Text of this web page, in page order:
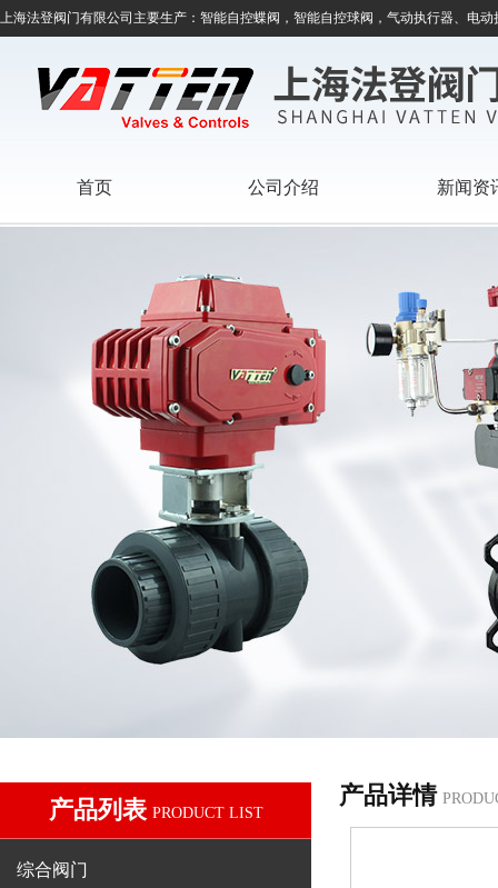
上海法登阀门有限公司主要生产：智能自控蝶阀，智能自控球阀，气动执行器、电
首页 公司介绍 新闻资
产品列表 PRODUCT LIST
综合阀门
产品详情